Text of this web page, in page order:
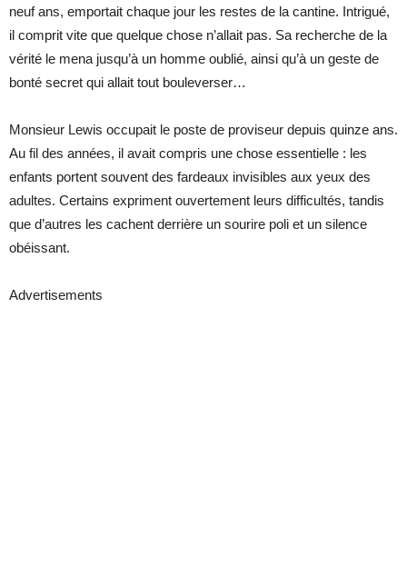
neuf ans, emportait chaque jour les restes de la cantine. Intrigué,
il comprit vite que quelque chose n’allait pas. Sa recherche de la
vérité le mena jusqu’à un homme oublié, ainsi qu’à un geste de
bonté secret qui allait tout bouleverser…
Monsieur Lewis occupait le poste de proviseur depuis quinze ans.
Au fil des années, il avait compris une chose essentielle : les
enfants portent souvent des fardeaux invisibles aux yeux des
adultes. Certains expriment ouvertement leurs difficultés, tandis
que d’autres les cachent derrière un sourire poli et un silence
obéissant.
Advertisements